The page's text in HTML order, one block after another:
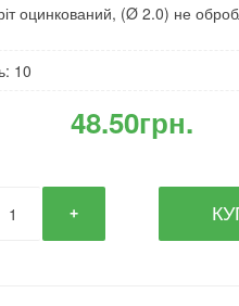
оцинкований, (Ø 2.0) не
10
48.50грн.
+